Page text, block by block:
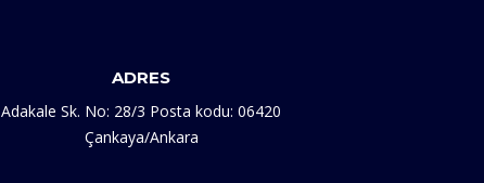
ADRES
Adakale Sk. No: 28/3 Posta kodu: 06420
Çankaya/Ankara